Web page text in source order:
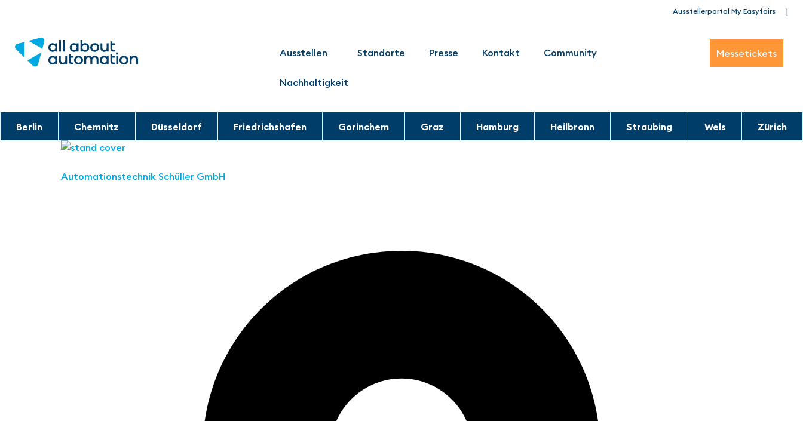
Ausstellerportal My Easyfairs |
Ausstellen Standorte Presse Kontakt Community
Nachhaltigkeit
Messetickets
Berlin Chemnitz Düsseldorf Friedrichshafen Gorinchem Graz Hamburg Heilbronn Straubing Wels Zürich
Automationstechnik Schüller GmbH